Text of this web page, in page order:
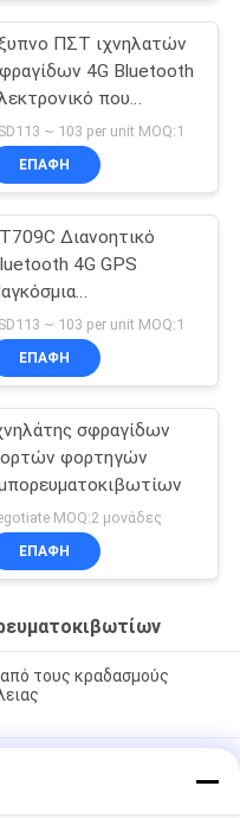
ΠΣΤ ιχνηλατών
4G Bluetooth
που
Jointech
~ 103 per unit MOQ:1
ΕΠΑΦΉ
Διανοητικό
4G GPS
σφραγίδας
~ 103 per unit MOQ:1
ΕΠΑΦΉ
σφραγίδων
φορτηγών
MOQ:2 μονάδες
ΕΠΑΦΉ
τους κραδασμούς
ΠΣΤ προτερημάτων
ηλεκτρονική